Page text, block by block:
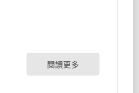
閱讀更多